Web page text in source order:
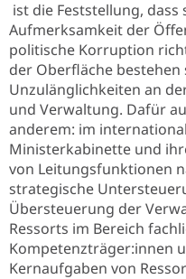
ist die Feststellung,
Aufmerksamkeit der
politische Korruption
der Oberfläche
Unzulänglichkeiten an
und Verwaltung. Dafür
anderem: im
Ministerkabinette und
von Leitungsfunktionen
strategische
Übersteuerung der
Ressorts im Bereich
Kompetenzträger:innen
Kernaufgaben von